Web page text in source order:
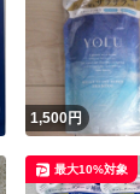
このユーザーは
いいね！
1,500円
最大10%対象